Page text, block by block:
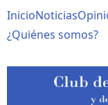
al
contenido
Navegación
principal
InicioNoticias
¿Quiénes somos?